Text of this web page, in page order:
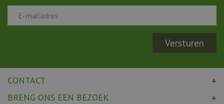
CONTACT
BRENG ONS EEN BEZOEK